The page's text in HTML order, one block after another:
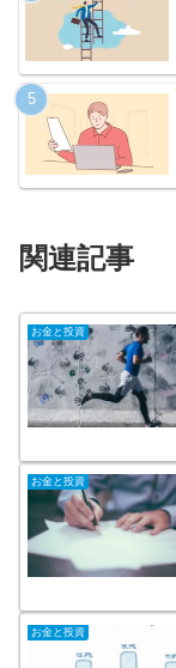
関連記事
お金と投資
お金と投資
お金と投資